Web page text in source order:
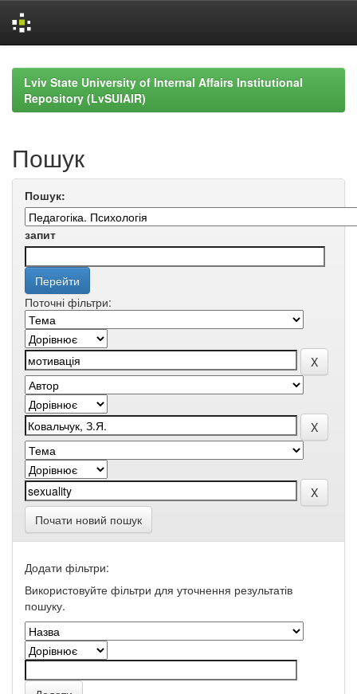
navigationLviv State University of Internal Affairs Institutional
Repository (LvSUIAIR)
Пошук
Пошук:
запит
Поточні фільтри:
Почати новий пошук
Додати фільтри:
Використовуйте фільтри для уточнення результатів
пошуку.